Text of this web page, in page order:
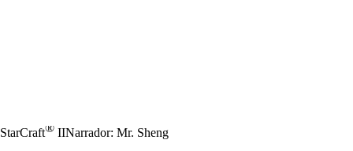
StarCraft® IINarrador: Mr. Sheng